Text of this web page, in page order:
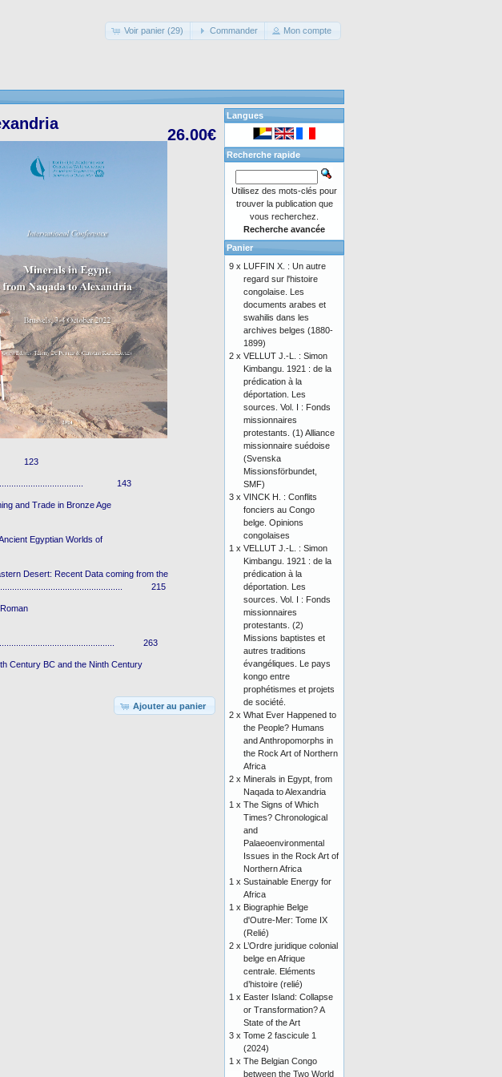
Voir panier (29) Commander Mon compte
26.00€
123
143
and Trade in Bronze Age
Egyptian Worlds of
Desert: Recent Data coming from the
215
263
Century BC and the Ninth Century
Ajouter au panier
Langues
Recherche rapide
Utilisez des mots-clés pour
trouver la publication que
vous recherchez.
Recherche avancée
Panier
9 x LUFFIN X. : Un autre
regard sur l'histoire
congolaise. Les
documents arabes et
swahilis dans les
archives belges (1880-
1899)
2 x VELLUT J.-L. : Simon
Kimbangu. 1921 : de la
prédication à la
déportation. Les
sources. Vol. I : Fonds
missionnaires
protestants. (1) Alliance
missionnaire suédoise
(Svenska
Missionsförbundet,
SMF)
3 x VINCK H. : Conflits
fonciers au Congo
belge. Opinions
congolaises
1 x VELLUT J.-L. : Simon
Kimbangu. 1921 : de la
prédication à la
déportation. Les
sources. Vol. I : Fonds
missionnaires
protestants. (2)
Missions baptistes et
autres traditions
évangéliques. Le pays
kongo entre
prophétismes et projets
de société.
2 x What Ever Happened to
the People? Humans
and Anthropomorphs in
the Rock Art of Northern
Africa
2 x Minerals in Egypt, from
Naqada to Alexandria
1 x The Signs of Which
Times? Chronological
and
Palaeoenvironmental
Issues in the Rock Art of
Northern Africa
1 x Sustainable Energy for
Africa
1 x Biographie Belge
d'Outre-Mer: Tome IX
(Relié)
2 x L’Ordre juridique colonial
belge en Afrique
centrale. Eléments
d’histoire (relié)
1 x Easter Island: Collapse
or Transformation? A
State of the Art
3 x Tome 2 fascicule 1
(2024)
1 x The Belgian Congo
between the Two World